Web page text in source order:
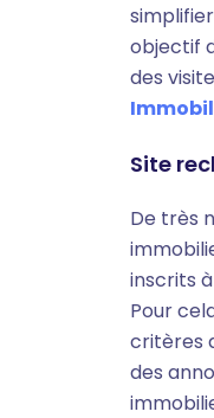
objectif
des
Site
De très
inscrits
Pour
critères
des